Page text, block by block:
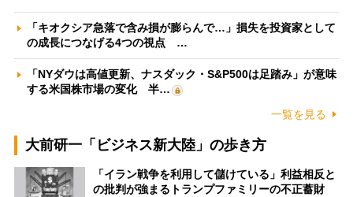
「キオクシア急落で含み損が膨らんで…」損失を投資家として
の成長につなげる4つの視点 …
「NYダウは高値更新、ナスダック・S&P500は足踏み」が意味
する米国株市場の変化 半…
一覧を見る
大前研一「ビジネス新大陸」の歩き方
「イラン戦争を利用して儲けている」利益相反と
の批判が強まるトランプファミリーの不正蓄財